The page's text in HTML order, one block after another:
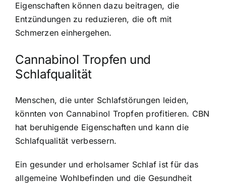
Eigenschaften können dazu beitragen, die
Entzündungen zu reduzieren, die oft mit
Schmerzen einhergehen.
Cannabinol Tropfen und
Schlafqualität
Menschen, die unter Schlafstörungen leiden,
könnten von Cannabinol Tropfen profitieren. CBN
hat beruhigende Eigenschaften und kann die
Schlafqualität verbessern.
Ein gesunder und erholsamer Schlaf ist für das
allgemeine Wohlbefinden und die Gesundheit